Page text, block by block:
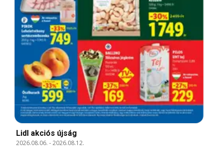
Lidl akciós újság
2026.08.06. -2026.08.12.